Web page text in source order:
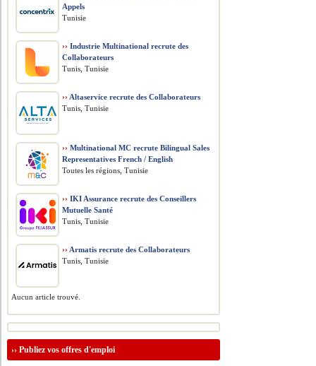
Appels
Tunisie
›› Industrie Multinational recrute des
Collaborateurs
Tunis, Tunisie
›› Altaservice recrute des Collaborateurs
Tunis, Tunisie
›› Multinational MC recrute Bilingual Sales
Representatives French / English
Toutes les régions, Tunisie
›› IKI Assurance recrute des Conseillers
Mutuelle Santé
Tunis, Tunisie
›› Armatis recrute des Collaborateurs
Tunis, Tunisie
Aucun article trouvé.
››Publiez vos offres d'emploi